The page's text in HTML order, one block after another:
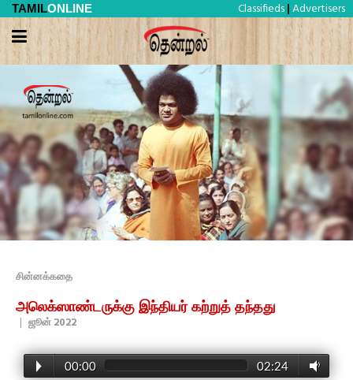
TAMILONLINE Classifieds | Advertisers
சின்னக்கதை
அலெக்ஸாண்டருக்கு இந்தியர் கற்றுத் தந்தது
| ஜூன் 2022
00:00 02:24